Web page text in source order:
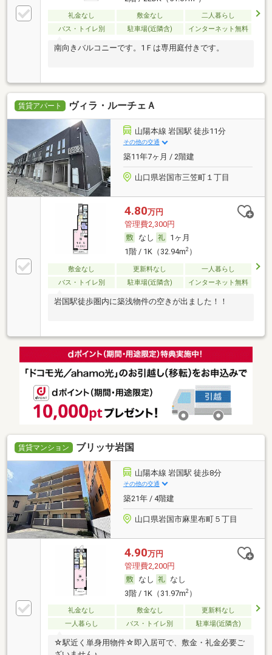
礼金なし 敷金なし
二人暮らし
バス・トイレ別
駐車場(近隣含) インターネット無料
南向きバルコニーです。1Ｆは専用庭付きです。
賃貸アパート ヴィラ・ルーチェＡ
山陽本線 岩国駅 徒歩11分
その他の交通
築11年7ヶ月 / 2階建
山口県岩国市三笠町１丁目
4.80万円
管理費2,300円
なし
1ヶ月
1階 / 1K（32.94m2）
敷金なし 更新料なし
一人暮らし
バス・トイレ別
駐車場(近隣含) インターネット無料
岩国駅徒歩圏内に築浅物件の空きが出ました！！
賃貸マンション ブリッサ岩国
山陽本線 岩国駅 徒歩8分
その他の交通
築21年 / 4階建
山口県岩国市麻里布町５丁目
4.90万円
管理費2,200円
なし
なし
3階 / 1K（31.97m2）
礼金なし 敷金なし
更新料なし
一人暮らし
バス・トイレ別 駐車場(近隣含)
☆駅近く単身用物件☆即入居可で、敷金・礼金必要ご